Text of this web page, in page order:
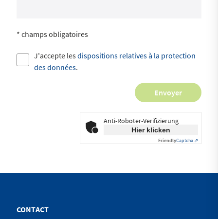
* champs obligatoires
J'accepte lesdispositions relatives à la protection
des données.
Anti-Roboter-Verifizierung
Hier klicken
FriendlyCaptcha ⇗
CONTACT